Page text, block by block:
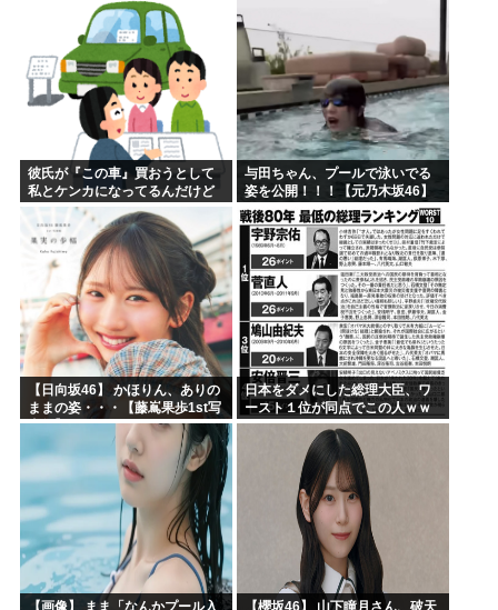
彼氏が『この車』買おうとして
私とケンカになってるんだけど
ｗｗｗｗｗｗ
与田ちゃん、プールで泳いでる
姿を公開！！！【元乃木坂46】
【日向坂46】 かほりん、ありの
ままの姿・・・【藤嶌果歩1st写
真集】
日本をダメにした総理大臣、ワ
ースト１位が同点でこの人ｗｗ
ｗｗｗｗ
【画像】 まま「なんかプール入 【櫻坂46】 山下瞳月さん、破天